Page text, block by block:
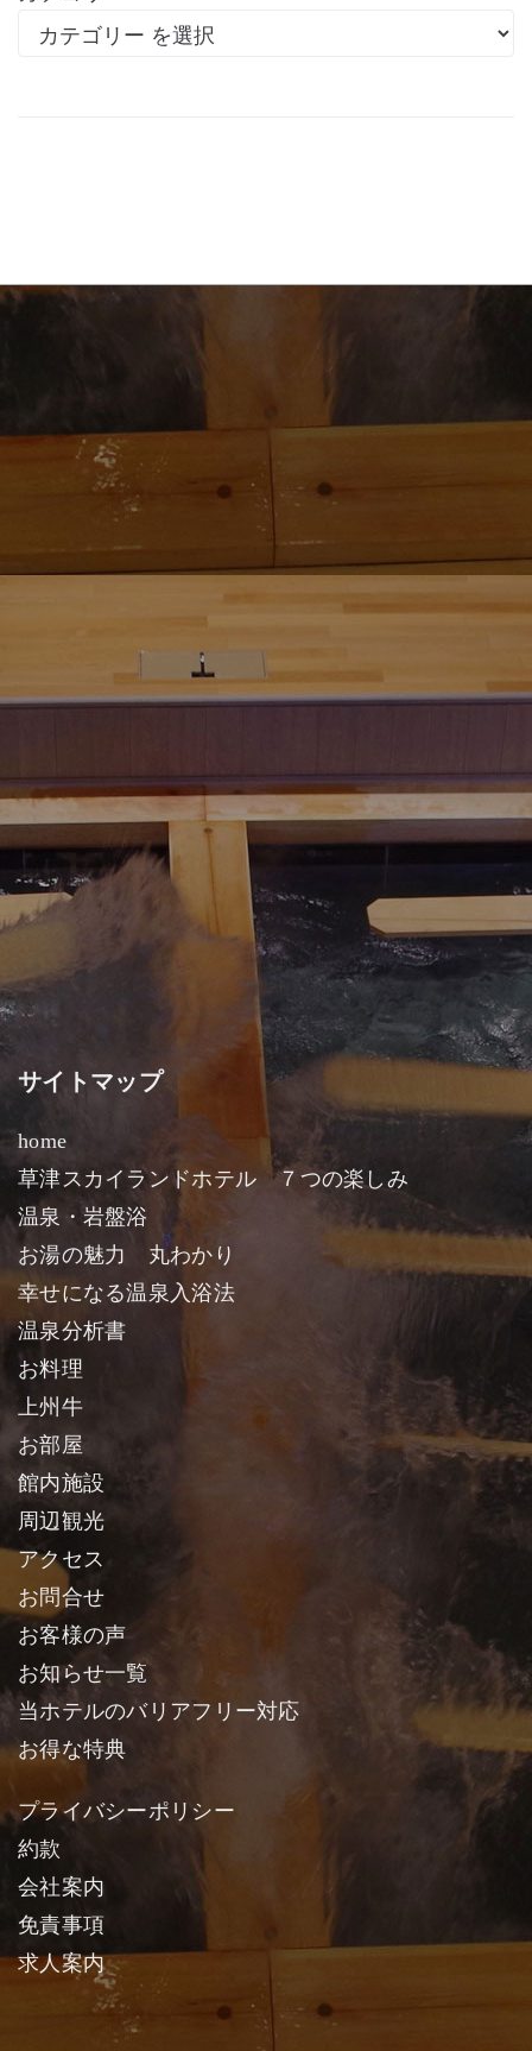
サイトマップ
home
草津スカイランドホテル ７つの楽しみ
温泉・岩盤浴
お湯の魅力 丸わかり
幸せになる温泉入浴法
温泉分析書
お料理
上州牛
お部屋
館内施設
周辺観光
アクセス
お問合せ
お客様の声
お知らせ一覧
当ホテルのバリアフリー対応
お得な特典
プライバシーポリシー
約款
会社案内
免責事項
求人案内